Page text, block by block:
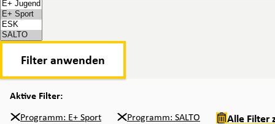
Filter anwenden
Aktive Filter:
Programm: E+ Sport Programm: SALTO Alle Filter